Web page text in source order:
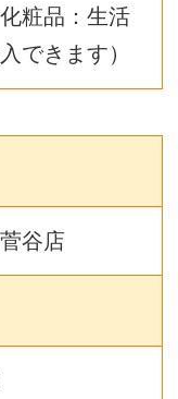
粧品：生活
できます）
谷店